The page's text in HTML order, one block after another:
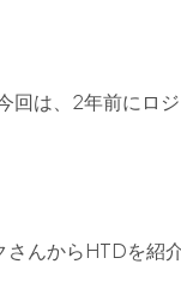
回は、2年前にロ
んからHTDを紹